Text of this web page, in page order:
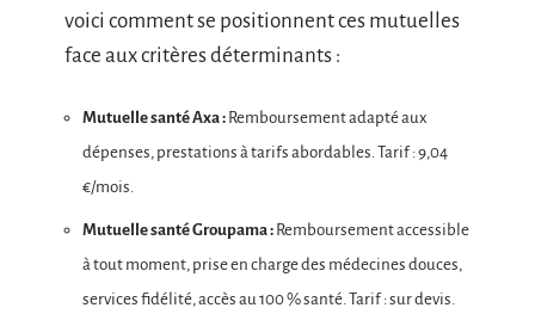
voici comment se positionnent ces mutuelles
face aux critères déterminants :
Mutuelle santé Axa : Remboursement adapté aux
dépenses, prestations à tarifs abordables. Tarif : 9,04
€/mois.
Mutuelle santé Groupama : Remboursement accessible
à tout moment, prise en charge des médecines douces,
services fidélité, accès au 100 % santé. Tarif : sur devis.